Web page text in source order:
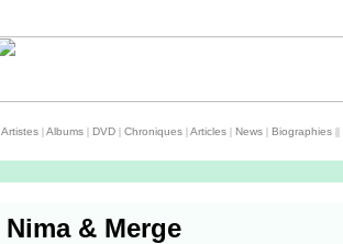
Artistes |Albums | DVD | Chroniques |Articles | News | Biographies ||
Nima & Merge